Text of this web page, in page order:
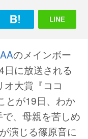
のメインボー
日に放送される
大賞『ココ
とが19日、わか
、母親を苦しめ
演じる篠原音に